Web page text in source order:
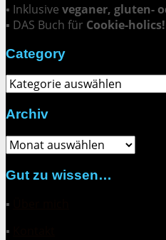
▪ Inklusive veganer, gluten-
▪ DAS Buch für Cookie-holics!
Category
Category
Archiv
Archiv
Gut zu wissen…
▪
▪